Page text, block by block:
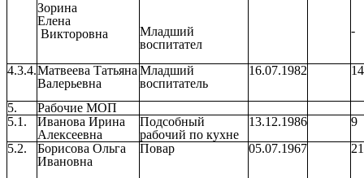
Зорина
Елена
Викторовна
Младший
воспитател
-
4.3.4.Матвеева Татьяна
Валерьевна
Младший
воспитатель
16.07.1982 14
5.
Рабочие МОП
5.1.
Иванова Ирина
Алексеевна
Подсобный
рабочий по кухне
13.12.1986
9
5.2.
Борисова Ольга
Ивановна
Повар 05.07.1967 21